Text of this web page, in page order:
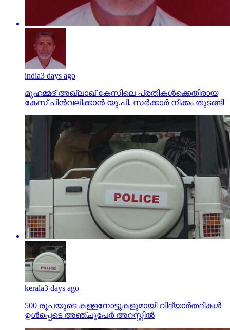
india3 days ago
മുഹമ്മദ് അഖ്‌ലാഖ് കേസിലെ പ്രതികള്‍ക്കെതിരായ
കേസ് പിന്‍വലിക്കാന്‍ യു.പി. സര്‍ക്കാര്‍ നീക്കം തുടങ്ങി
kerala3 days ago
500 രൂപയുടെ കള്ളനോട്ടുകളുമായി വിദ്യാര്‍ത്ഥികള്‍
ഉള്‍പ്പെടെ അഞ്ചുപേര്‍ അറസ്റ്റില്‍